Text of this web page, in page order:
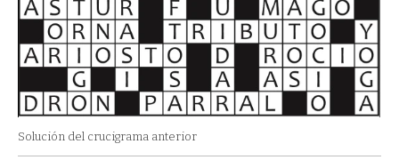
Solución del crucigrama anterior